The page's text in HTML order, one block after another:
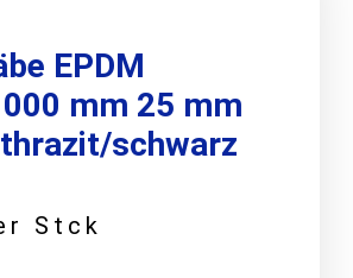
EPDM
mm 25 mm
schwarz
Stck